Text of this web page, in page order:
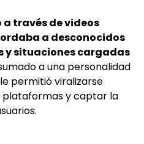
través de videos
a desconocidos
y situaciones cargadas
a una personalidad
permitió viralizarse
y captar la